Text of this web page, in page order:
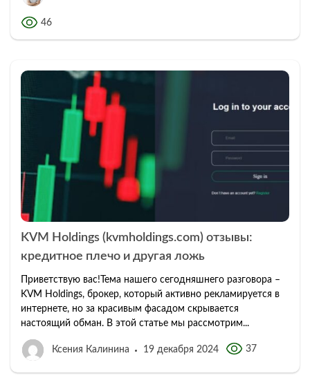
46
KVM Holdings (kvmholdings.com) отзывы:
кредитное плечо и другая ложь
Приветствую вас!Тема нашего сегодняшнего разговора –
KVM Holdings, брокер, который активно рекламируется в
интернете, но за красивым фасадом скрывается
настоящий обман. В этой статье мы рассмотрим...
Ксения Калинина 19 декабря 2024 37